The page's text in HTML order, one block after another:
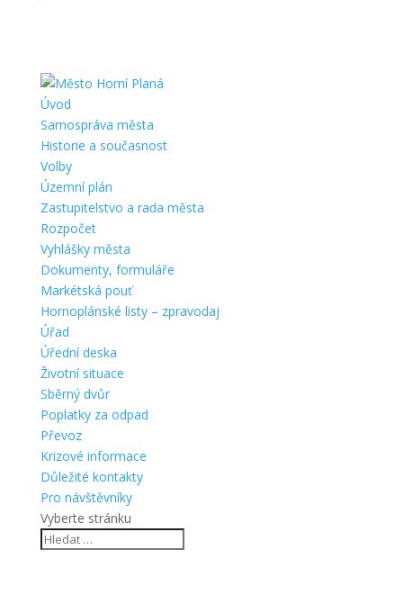
Úvod
Samospráva města
Historie a současnost
Volby
Územní plán
Zastupitelstvo a rada města
Rozpočet
Vyhlášky města
Dokumenty, formuláře
Markétská pouť
Hornoplánské listy – zpravodaj
Úřad
Úřední deska
Životní situace
Sběrný dvůr
Poplatky za odpad
Převoz
Krizové informace
Důležité kontakty
Pro návštěvníky
Vyberte stránku